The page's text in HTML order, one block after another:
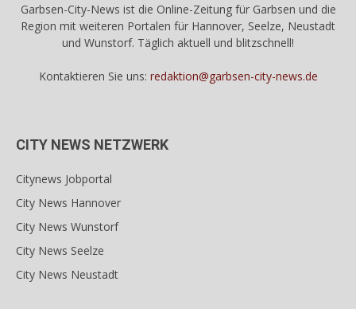
Garbsen-City-News ist die Online-Zeitung für Garbsen und die
Region mit weiteren Portalen für Hannover, Seelze, Neustadt
und Wunstorf. Täglich aktuell und blitzschnell!
Kontaktieren Sie uns: redaktion@garbsen-city-news.de
CITY NEWS NETZWERK
Citynews Jobportal
City News Hannover
City News Wunstorf
City News Seelze
City News Neustadt